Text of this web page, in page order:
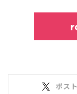
ポスト